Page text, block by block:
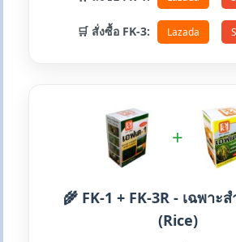
🛒 สั่งซื้อ FK-3: Lazada
+
🌾 FK-1 + FK-3R - เฉพาะ
(Rice)